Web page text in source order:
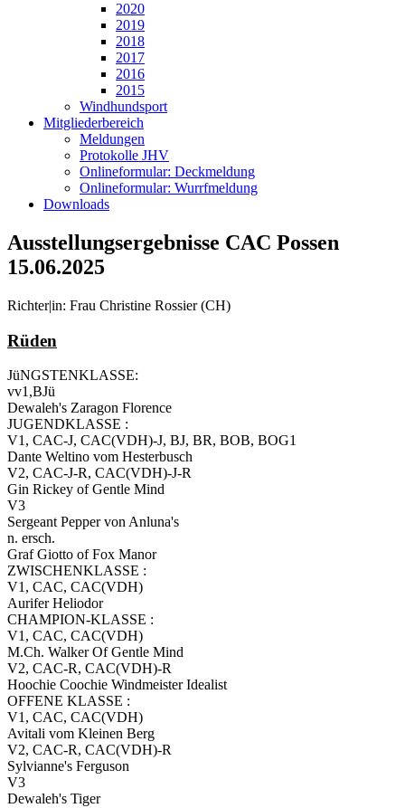
2020
2019
2018
2017
2016
2015
Windhundsport
Mitgliederbereich
Meldungen
Protokolle JHV
Onlineformular: Deckmeldung
Onlineformular: Wurrfmeldung
Downloads
Ausstellungsergebnisse CAC Possen
15.06.2025
Richter|in: Frau Christine Rossier (CH)
Rüden
JüNGSTENKLASSE:
vv1,BJü
Dewaleh's Zaragon Florence
JUGENDKLASSE :
V1, CAC-J, CAC(VDH)-J, BJ, BR, BOB, BOG1
Dante Weltino vom Hesterbusch
V2, CAC-J-R, CAC(VDH)-J-R
Gin Rickey of Gentle Mind
V3
Sergeant Pepper von Anluna's
n. ersch.
Graf Giotto of Fox Manor
ZWISCHENKLASSE :
V1, CAC, CAC(VDH)
Aurifer Heliodor
CHAMPION-KLASSE :
V1, CAC, CAC(VDH)
M.Ch. Walker Of Gentle Mind
V2, CAC-R, CAC(VDH)-R
Hoochie Coochie Windmeister Idealist
OFFENE KLASSE :
V1, CAC, CAC(VDH)
Avitali vom Kleinen Berg
V2, CAC-R, CAC(VDH)-R
Sylvianne's Ferguson
V3
Dewaleh's Tiger